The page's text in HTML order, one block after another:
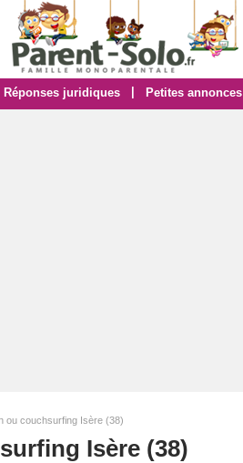
Réponses juridiques Petites annonces
ou couchsurfing Isère (38)
Isère (38)